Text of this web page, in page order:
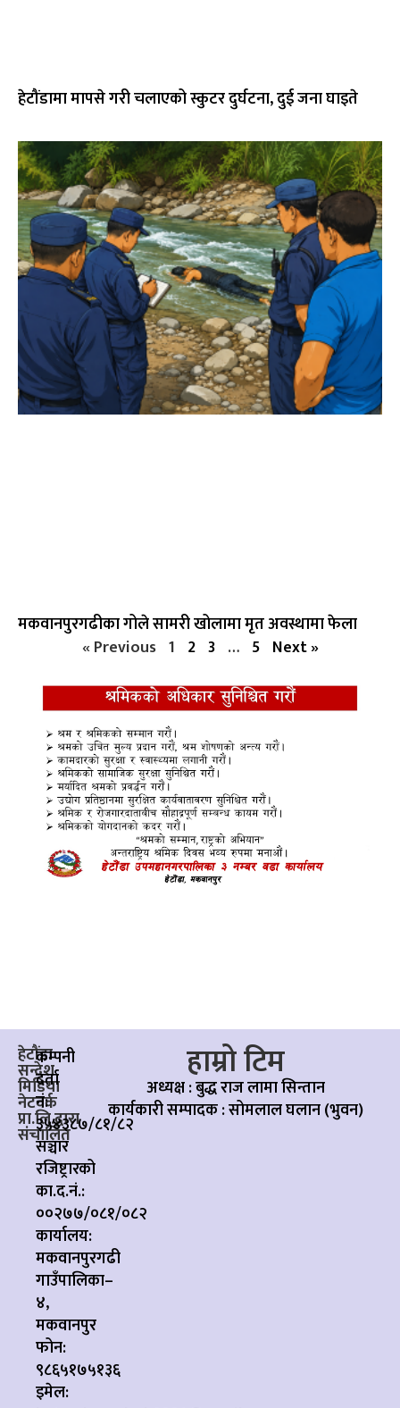
हेटौंडामा मापसे गरी चलाएको स्कुटर दुर्घटना, दुई जना घाइते
मकवानपुरगढीका गोले सामरी खोलामा मृत अवस्थामा फेला
« Previous 1 2 3 … 5 Next »
हेटौंडा
सन्देश
मिडिया
नेटवर्क
प्रा.लि.द्वारा
संचालित
कम्पनी
दर्ता
नं:
३५४३८७/८१/८२
सञ्चार
रजिष्ट्रारको
का.द.नं.:
००२७७/०८१/०८२
कार्यालय:
मकवानपुरगढी
गाउँपालिका–
४,
मकवानपुर
फोन:
९८६५१७५१३६
इमेल:
हाम्रो टिम
अध्यक्ष : बुद्ध राज लामा सिन्तान
कार्यकारी सम्पादक :सोमलाल घलान (भुवन)